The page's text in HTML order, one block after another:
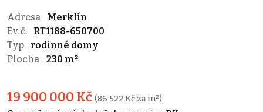
Adresa
Merklín
Ev. č.
RT1188-650700
Typ
rodinné domy
Plocha
230 m²
19 900 000 Kč (86 522 Kč za m²)